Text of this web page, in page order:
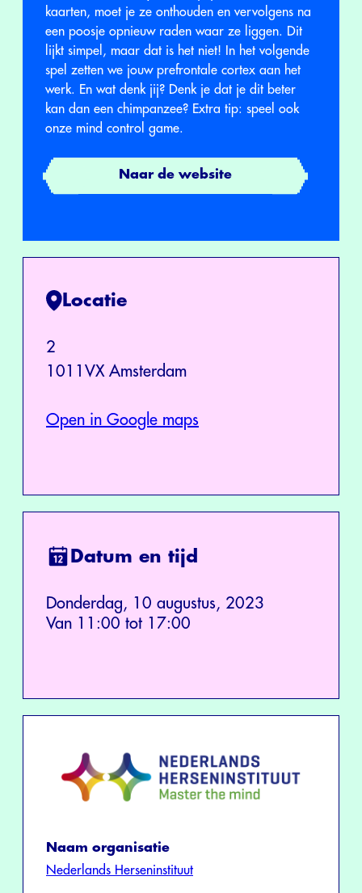
kaarten, moet je ze onthouden en vervolgens na
een poosje opnieuw raden waar ze liggen. Dit
lijkt simpel, maar dat is het niet! In het volgende
spel zetten we jouw prefrontale cortex aan het
werk. En wat denk jij? Denk je dat je dit beter
kan dan een chimpanzee? Extra tip: speel ook
onze mind control game.
Naar de website
Locatie
2
1011VX Amsterdam
Open in Google maps
Datum en tijd
Donderdag, 10 augustus, 2023
Van 11:00 tot 17:00
Naam organisatie
Nederlands Herseninstituut